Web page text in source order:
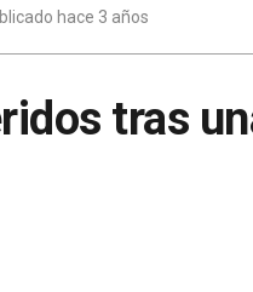
hace 3 años
tras